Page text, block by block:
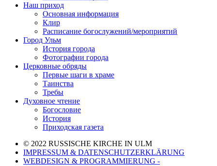
Наш приход
Основная информация
Клир
Расписание богослужений/мероприятий
Город Ульм
История города
Фотографии города
Церковные обряды
Первые шаги в храме
Таинства
Требы
Духовное чтение
Богословие
История
Приходская газета
© 2022 RUSSISCHE KIRCHE IN ULM
IMPRESSUM & DATENSCHUTZERKLÄRUNG
WEBDESIGN & PROGRAMMIERUNG -